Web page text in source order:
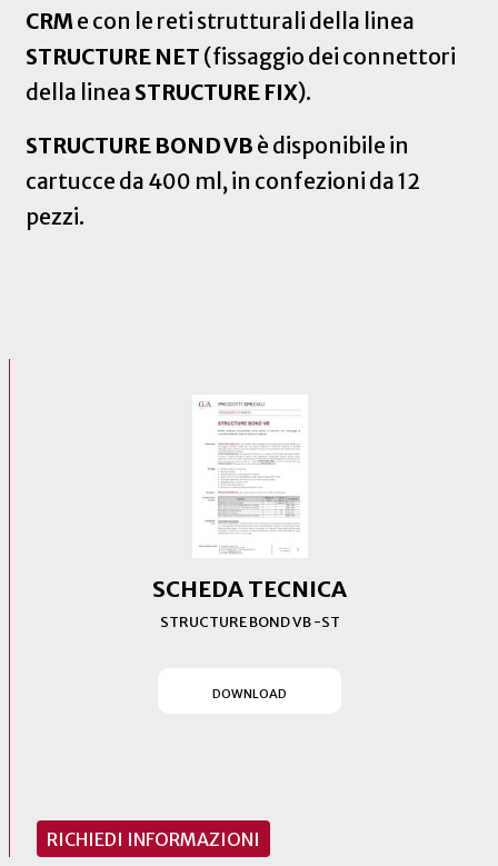
CRMe con le reti strutturali della linea
STRUCTURE NET (fissaggio dei connettori
della linea STRUCTURE FIX).
STRUCTURE BOND VB è disponibile in
cartucce da 400 ml, in confezioni da 12
pezzi.
SCHEDA TECNICA
STRUCTURE BOND VB -ST
DOWNLOAD
RICHIEDI INFORMAZIONI